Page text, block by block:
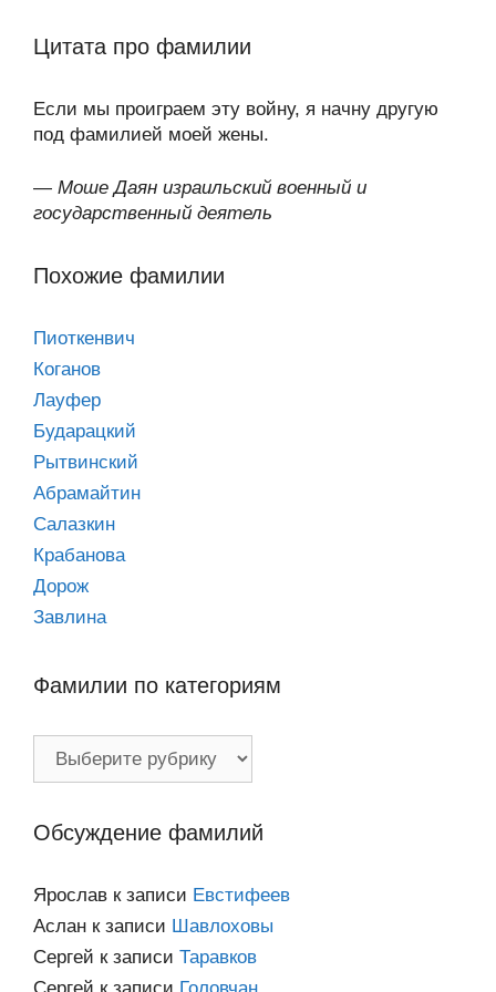
Цитата про фамилии
Если мы проиграем эту войну, я начну другую
под фамилией моей жены.
— Моше Даян израильский военный и
государственный деятель
Похожие фамилии
Пиоткенвич
Коганов
Лауфер
Бударацкий
Рытвинский
Абрамайтин
Салазкин
Крабанова
Дорож
Завлина
Фамилии по категориям
Фамилии
Обсуждение фамилий
Ярослав к записи Евстифеев
Аслан к записи Шавлоховы
Сергей к записи Таравков